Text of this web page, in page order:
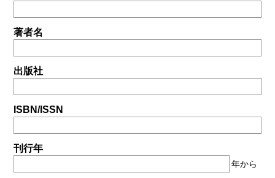
著者名
出版社
ISBN/ISSN
刊行年
年から